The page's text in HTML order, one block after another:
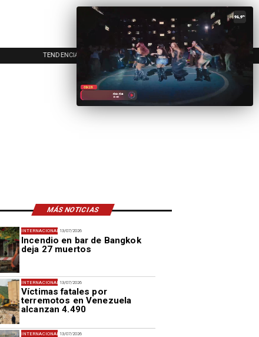
TENDENCIAS EVENTOS
MÁS NOTICIAS
13/07/2026
Incendio en bar de Bangkok
deja 27 muertos
INTERNACIONAL
13/07/2026
Víctimas fatales por
terremotos en Venezuela
alcanzan 4.490
INTERNACIONAL
13/07/2026
INTERNACIONAL